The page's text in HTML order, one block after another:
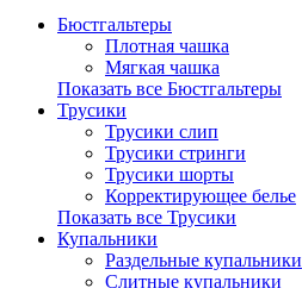
Бюстгальтеры
Плотная чашка
Мягкая чашка
Показать все Бюстгальтеры
Трусики
Трусики слип
Трусики стринги
Трусики шорты
Корректирующее белье
Показать все Трусики
Купальники
Раздельные купальники
Слитные купальники